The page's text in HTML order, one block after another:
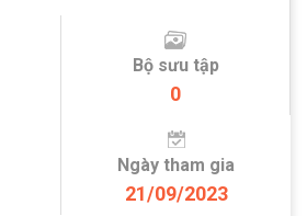
Bộ sưu tập
0
Ngày tham gia
21/09/2023